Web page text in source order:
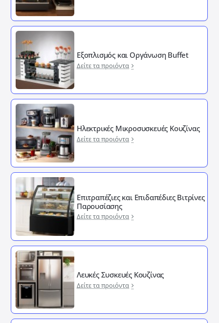
Εξοπλισμός και Οργάνωση Buffet
Δείτε τα προιόντα
Ηλεκτρικές Μικροσυσκευές Κουζίνας
Δείτε τα προιόντα
Επιτραπέζιες και Επιδαπέδιες Βιτρίνες
Παρουσίασης
Δείτε τα προιόντα
Λευκές Συσκευές Κουζίνας
Δείτε τα προιόντα